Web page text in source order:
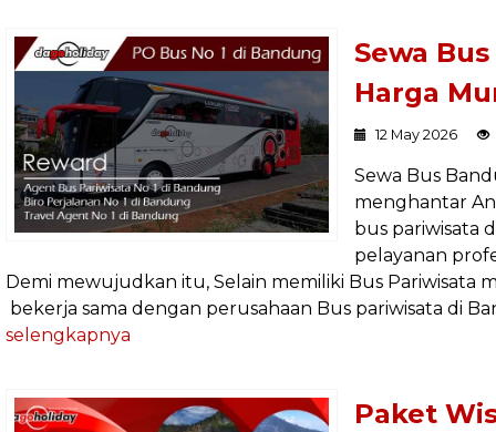
Sewa
Harga
12 May 2026
Sewa Bus
menghantar
bus pariwisata
pelayanan
Demi mewujudkan itu, Selain memiliki Bus Pariwisata
bekerja sama dengan perusahaan Bus pariwisata di
selengkapnya
Paket